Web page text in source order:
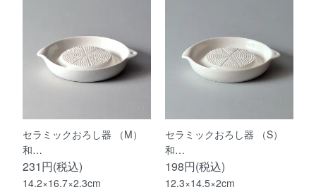
セラミックおろし器 （M）
和…
231円(税込)
14.2×16.7×2.3cm
セラミックおろし器 （S）
和…
198円(税込)
12.3×14.5×2cm